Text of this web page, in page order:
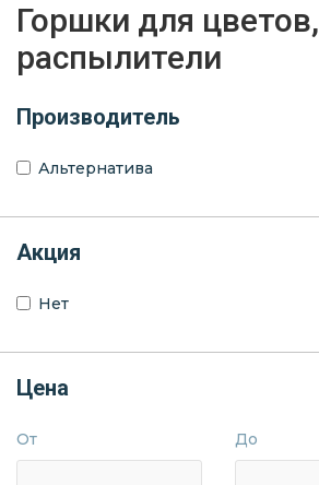
Горшки для цветов,
распылители
Производитель
Альтернатива
Акция
Нет
Цена
От До